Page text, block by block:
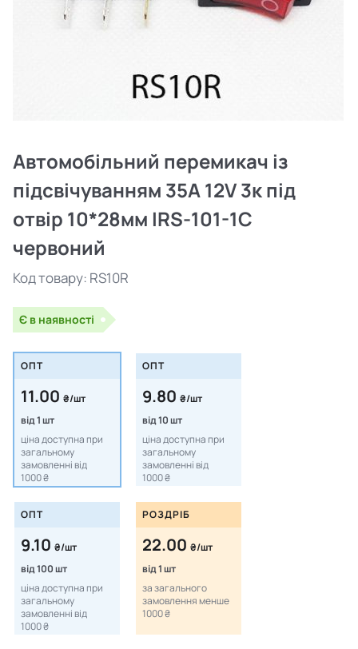
Автомобільний перемикач із
підсвічуванням 35A 12V 3к під
отвір 10*28мм IRS-101-1C
червоний
Код товару: RS10R
Є в наявності
ОПТ
11.00 ₴/шт
від 1 шт
ціна доступна при
загальному
замовленні від
1000 ₴
ОПТ
9.80 ₴/шт
від 10 шт
ціна доступна при
загальному
замовленні від
1000 ₴
ОПТ
9.10 ₴/шт
від 100 шт
ціна доступна при
загальному
замовленні від
1000 ₴
РОЗДРІБ
22.00 ₴/шт
від 1 шт
за загального
замовлення менше
1000 ₴